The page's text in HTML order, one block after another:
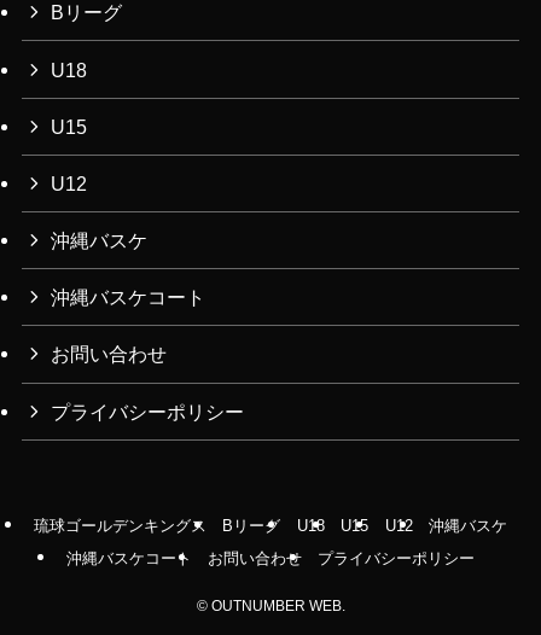
Bリーグ
U18
U15
U12
沖縄バスケ
沖縄バスケコート
お問い合わせ
プライバシーポリシー
琉球ゴールデンキングス Bリーグ U18 U15 U12
沖縄バスケ
沖縄バスケコート
お問い合わせ プライバシーポリシー
©OUTNUMBER WEB.